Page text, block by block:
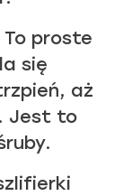
To proste
się
aż
Jest to